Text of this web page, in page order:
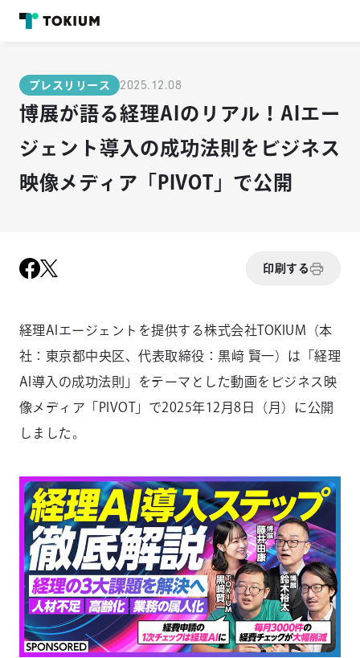
プレスリリース 2025.12.08
博展が語る経理AIのリアル！AIエー
ジェント導入の成功法則をビジネス
映像メディア「PIVOT」で公開
印刷する
経理AIエージェントを提供する株式会社TOKIUM（本
社：東京都中央区、代表取締役：黒﨑 賢一）は「経理
AI導入の成功法則」をテーマとした動画をビジネス映
像メディア「PIVOT」で2025年12月8日（月）に公開
しました。